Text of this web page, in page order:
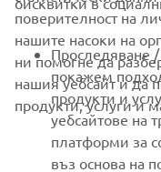
FOR BUSINESS
MORE YAMAHA
SUPPORT
поверителност на
нашите насоки на
ни помогне да
нашия уебсайт и да
продукти, услуги и
Проследяване
покажем
продукти и
уебсайтове на
платформи за
въз основа на